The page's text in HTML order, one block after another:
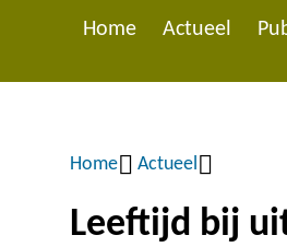
Home Actueel
Kruimelpad
Home Actueel
Leeftijd bij